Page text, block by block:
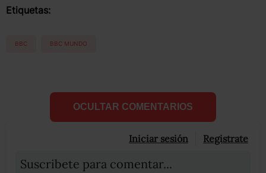
Etiquetas:
BBC BBC MUNDO
OCULTAR COMENTARIOS
Iniciar sesión Registrate
Suscribete para comentar...